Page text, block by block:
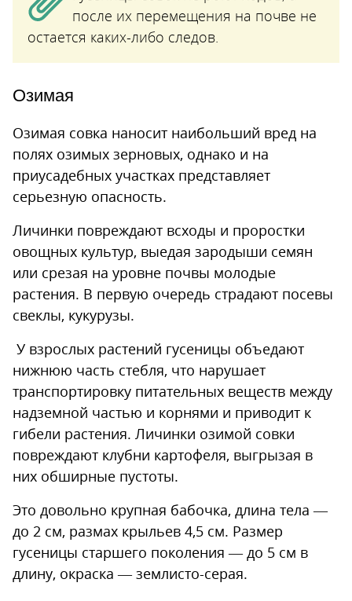
после их перемещения на почве не
остается каких-либо следов.
Озимая
Озимая совка наносит наибольший вред на
полях озимых зерновых, однако и на
приусадебных участках представляет
серьезную опасность.
Личинки повреждают всходы и проростки
овощных культур, выедая зародыши семян
или срезая на уровне почвы молодые
растения. В первую очередь страдают посевы
свеклы, кукурузы.
У взрослых растений гусеницы объедают
нижнюю часть стебля, что нарушает
транспортировку питательных веществ между
надземной частью и корнями и приводит к
гибели растения. Личинки озимой совки
повреждают клубни картофеля, выгрызая в
них обширные пустоты.
Это довольно крупная бабочка, длина тела —
до 2 см, размах крыльев 4,5 см. Размер
гусеницы старшего поколения — до 5 см в
длину, окраска — землисто-серая.